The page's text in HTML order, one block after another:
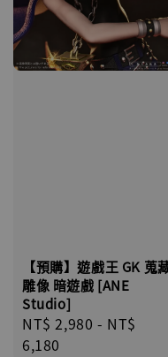
【預購】遊戲王 GK 蒐
雕像 暗遊戲 [ANE
Studio]
Regular
price
NT$ 2,980 - NT$
6,180